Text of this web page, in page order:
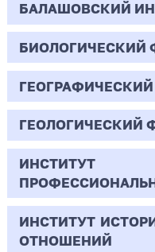
БАЛАШОВСКИЙ
44.03.02
Психолого-
Очная | Бакалавр
Всего бюджетных
Бюджет/
Общие места
БИОЛОГИЧЕСКИЙ
06.03.01
Биология
Очная | Бакалавр
Всего бюджетных
Бюджет/Общие места
05.03.02
География
Очная | Бакалавр
Всего бюджетных
ГЕОЛОГИЧЕСКИЙ
05.03.01
Геология
Очная | Бакалавр
ИНСТИТУТ
38.03.02
ИНСТИТУТ
ОТНОШЕНИЙ